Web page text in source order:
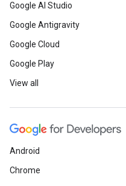
Google AI Studio
Google Antigravity
Google Cloud
Google Play
View all
Android
Chrome